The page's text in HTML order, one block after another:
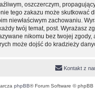
oszczerczym,
tego zakazu może skutkować
niewłaściwym zachowaniu.
twój temat, post. Wyrażasz
nikomu bez twojej zgody,
może dojść do kradzieży
Kontakt z
phpBB® Forum Software © phpBB